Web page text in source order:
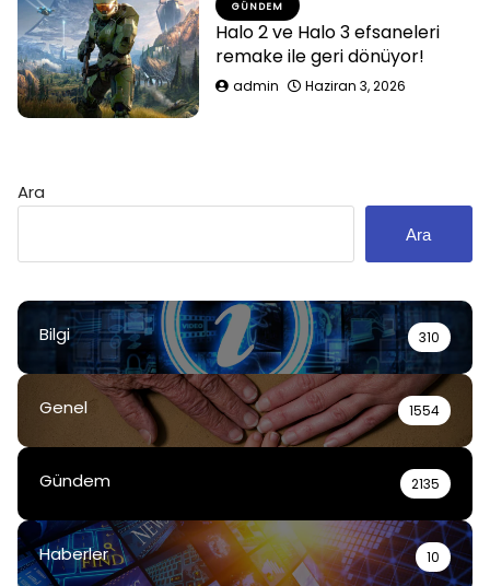
GÜNDEM
Halo 2 ve Halo 3 efsaneleri
remake ile geri dönüyor!
admin Haziran 3, 2026
Ara
Ara
Bilgi 310
Genel 1554
Gündem 2135
Haberler 10